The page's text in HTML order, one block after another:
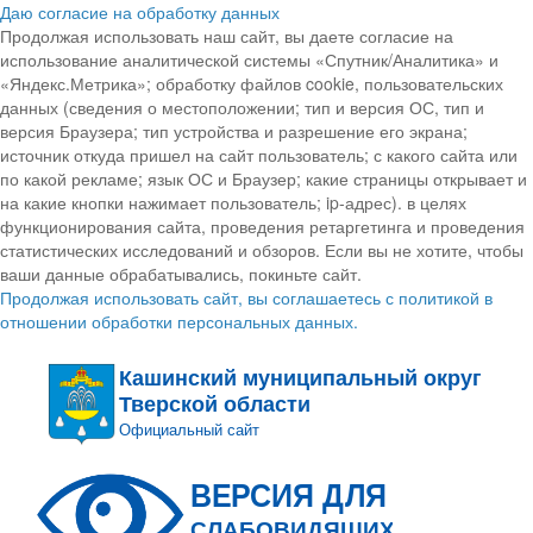
Даю согласие на обработку данных
Продолжая использовать наш сайт, вы даете согласие на
использование аналитической системы «Спутник/Аналитика» и
«Яндекс.Метрика»; обработку файлов cookie, пользовательских
данных (сведения о местоположении; тип и версия ОС, тип и
версия Браузера; тип устройства и разрешение его экрана;
источник откуда пришел на сайт пользователь; с какого сайта или
по какой рекламе; язык ОС и Браузер; какие страницы открывает и
на какие кнопки нажимает пользователь; ip-адрес). в целях
функционирования сайта, проведения ретаргетинга и проведения
статистических исследований и обзоров. Если вы не хотите, чтобы
ваши данные обрабатывались, покиньте сайт.
Продолжая использовать сайт, вы соглашаетесь с политикой в
отношении обработки персональных данных.